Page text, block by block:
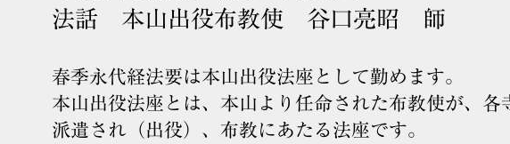
法話 本山出役布教使 谷口亮昭 師
春季永代経法要は本山出役法座として勤めます。
本山出役法座とは、本山より任命された布教使が、各
派遣され（出役）、布教にあたる法座です。